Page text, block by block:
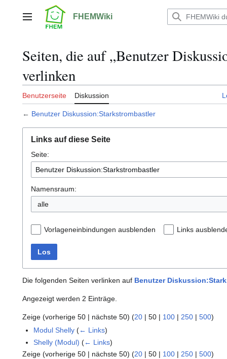
springenHauptmenü FHEMWiki
Seiten, die auf „Benutzer
verlinken
Benutzerseite Diskussion
← Benutzer Diskussion:Starkstrombastler
Links auf diese Seite
Seite:
Namensraum:
alle
Vorlageneinbindungen ausblenden Links
Los
Die folgenden Seiten verlinken auf Benutzer
Angezeigt werden 2 Einträge.
Zeige (vorherige 50 | nächste 50) (20 | 50 | 100 | 250 | 500)
Modul Shelly (← Links)
Shelly (Modul) (← Links)
Zeige (vorherige 50 | nächste 50) (20 | 50 | 100 | 250 | 500)